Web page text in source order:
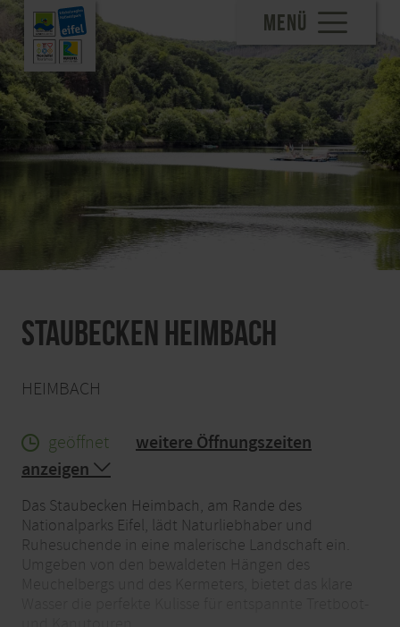
MENÜ
Staubecken Heimbach
HEIMBACH
geöffnet
weitere Öffnungszeiten
anzeigen
Das Staubecken Heimbach, am Rande des
Nationalparks Eifel, lädt Naturliebhaber und
Ruhesuchende in eine malerische Landschaft ein.
Umgeben von den bewaldeten Hängen des